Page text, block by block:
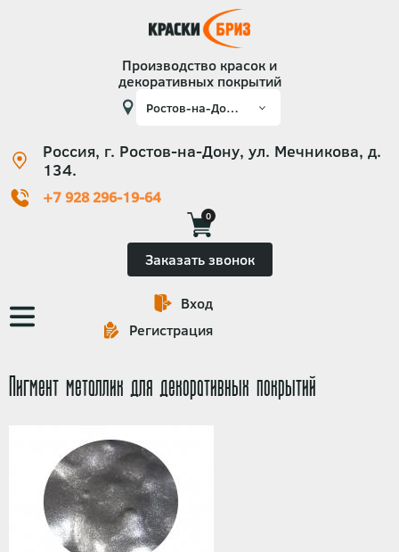
Производство красок и
декоративных покрытий
Россия, г. Ростов-на-Дону, ул. Мечникова, д.
134.
+7 928 296-19-64
0
Заказать звонок
Основная
навигация
Вход
Регистрация
Пигмент металлик для декоративных покрытий